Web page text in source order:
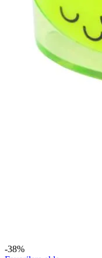
-38%